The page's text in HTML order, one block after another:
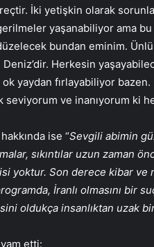
İki yetişkin olarak
yaşanabiliyor ama
bundan eminim. Ünlü
Herkesin
yaydan fırlayabiliyor
seviyorum ve inanıyorum ki
hakkında ise “Sevgili abimin
sıkıntılar uzun
yoktur. Son derece kibar
İranlı olmasını bir
oldukça insanlıktan uzak
etti: